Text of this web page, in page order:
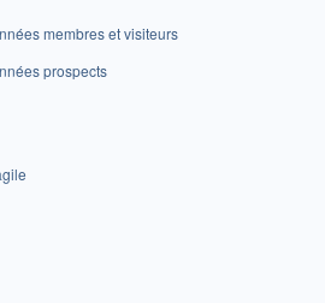
membres et visiteurs
prospects